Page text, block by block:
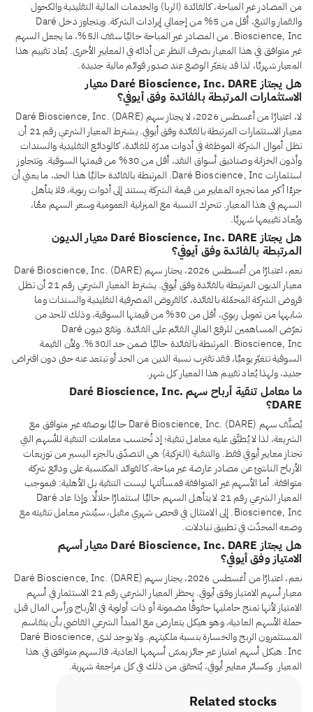
من المصادر غير المباحة، كالفائدة (الربا) والخدمات المالية التقليدية والكحول
والقمار والتبغ، أقل من 5% من إجمالي إيرادات الشركة. ويتجاوز دخل Daré
Bioscience, Inc. من المصادر غير المباحة حاليًا سقف الـ5%، ما يجعل السهم
غير متوافق في هذا المعيار بصرف النظر عن أدائه في المعايير الأخرى. يُعاد تقييم هذا
المعيار شهريًا، لذا قد يتغيّر الوضع عند صدور قوائم مالية جديدة.
هل يجتاز Daré Bioscience, Inc. DARE معيار
الاستثمارات المرتبطة بالفائدة وفق أيوفي؟
لا، اعتبارًا من أغسطس 2026، لا يجتاز سهم Daré Bioscience, Inc. (DARE)
معيار الاستثمارات المرتبطة بالفائدة وفق أيوفي. يشترط المعيار الشرعي رقم 21 أن
تظل أموال الشركة الموظفة في أدوات مدرّة للفائدة، كالودائع التقليدية والسندات
وأذون الخزانة وصناديق أسواق النقد، أقل من 30% من قيمتها السوقية. وتتجاوز
استثمارات Daré Bioscience, Inc. المرتبطة بالفائدة حاليًا هذا الحد، ما يعني أن
جزءًا أكبر مما تجيزه المعايير من قيمة الشركة يستند إلى أدوات ربوية، فلا يتأهل
السهم في هذا المعيار. تتحرك النسبة مع الميزانية العمومية وسعر السهم معًا،
ويُعاد تقييمها شهريًا.
هل يجتاز Daré Bioscience, Inc. DARE معيار الديون
المرتبطة بالفائدة وفق أيوفي؟
نعم، اعتبارًا من أغسطس 2026، يجتاز سهم Daré Bioscience, Inc. (DARE)
معيار الديون المرتبطة بالفائدة وفق أيوفي. يشترط المعيار الشرعي رقم 21 أن تظل
قروض الشركة المحمّلة بالفائدة، كالقروض المصرفية التقليدية والسندات وما
شابهها من تمويل ربوي، أقل من 30% من قيمتها السوقية، وذلك للحد من
تعرّض المساهمين للرفع المالي القائم على الفائدة. وتقع ديون Daré
Bioscience, Inc. المرتبطة بالفائدة حاليًا ضمن حد الـ30%. ولأن القيمة
السوقية تتغيّر يوميًا، فقد تقترب نسبة الدين من الحد أو تبتعد عنه حتى دون اقتراض
جديد، ولهذا يُعاد تقييم هذا المعيار كل شهر.
ما معامل تنقية أرباح سهم Daré Bioscience, Inc.
DARE؟
يُصنَّف سهم Daré Bioscience, Inc. (DARE) حاليًا بوصفه غير متوافق مع
الشريعة، لذا لا يُطبَّق عليه معامل تنقية؛ إذ تُحتسب معاملات التنقية للأسهم التي
تجتاز معايير أيوفي فقط. والتنقية (التزكية) هي التصدّق بالجزء اليسير من توزيعات
الأرباح الناشئ عن مصادر عارضة غير مباحة، كالفوائد المكتسبة على ودائع شركة
متوافقة. أما الأسهم غير المتوافقة فمسألتها ليست التنقية بل الأهلية: فبموجب
المعيار الشرعي رقم 21 لا يتأهل السهم حاليًا استثمارًا حلالًا. وإذا عاد Daré
Bioscience, Inc. إلى الامتثال في فحص شهري مقبل، سيُنشر معامل تنقيته مع
وضعه المحدّث في تطبيق تبادلات.
هل يجتاز Daré Bioscience, Inc. DARE معيار أسهم
الامتياز وفق أيوفي؟
نعم، اعتبارًا من أغسطس 2026، يجتاز سهم Daré Bioscience, Inc. (DARE)
معيار أسهم الامتياز وفق أيوفي. يحظر المعيار الشرعي رقم 21 الاستثمار في أسهم
الامتياز لأنها تمنح حامليها حقوقًا مضمونة أو ذات أولوية في الأرباح ورأس المال قبل
حملة الأسهم العادية، وهو هيكل يتعارض مع المبدأ الشرعي القاضي بأن يتقاسم
المستثمرون الربح والخسارة بنسبة ملكيتهم. ولا يوجد لدى Daré Bioscience,
Inc. هيكل أسهم امتياز غير جائز يمسّ أسهمها العادية، فالسهم متوافق في هذا
المعيار. وكسائر معايير أيوفي، يُتحقق من ذلك في كل مراجعة شهرية.
Related stocks